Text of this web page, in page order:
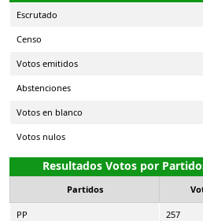
Escrutado
Censo
Votos emitidos
Abstenciones
Votos en blanco
Votos nulos
Resultados Votos por
Partidos
PP 257